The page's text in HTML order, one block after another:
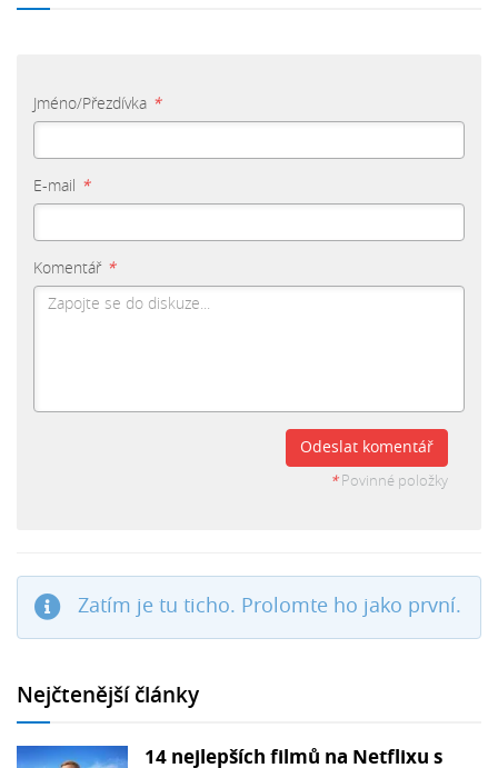
Jméno/Přezdívka *
E-mail *
Komentář *
Odeslat komentář
*Povinné položky
Zatím je tu ticho. Prolomte ho jako první.
Nejčtenější články
14 nejlepších filmů na Netflixu s